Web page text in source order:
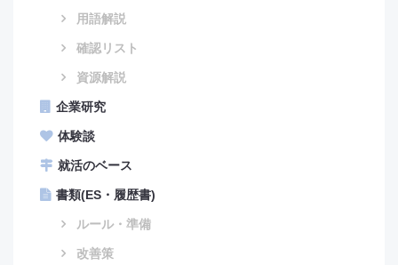
用語解説
確認リスト
資源解説
企業研究
体験談
就活のベース
書類(ES・履歴書)
ルール・準備
改善策